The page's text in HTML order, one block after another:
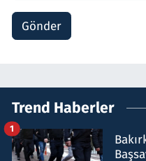
Gönder
Trend Haberler
1